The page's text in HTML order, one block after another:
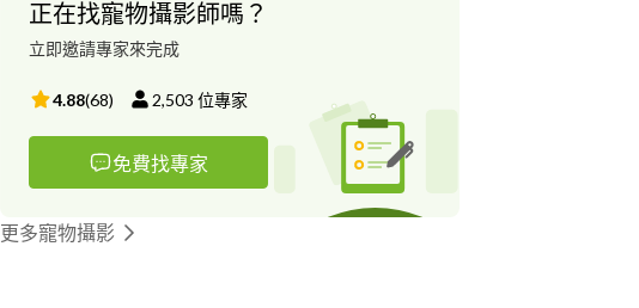
增中～ 如果喜歡我的風格，歡迎與我們聯繫詢問 謝謝您們的喜正在找寵物攝影師嗎？
立即邀請專家來完成
4.88(68) 2,503 位專家
免費找專家
更多寵物攝影